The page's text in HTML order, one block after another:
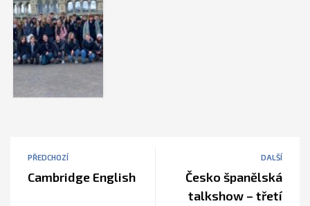
PŘEDCHOZÍ
Cambridge English
DALŠÍ
Česko španělská
talkshow – třetí